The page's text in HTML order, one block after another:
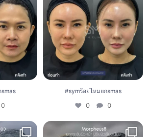
0
0 0
#symร้อยไหมยกsmas
0 0
#Morpheus8 #symMorpheus8